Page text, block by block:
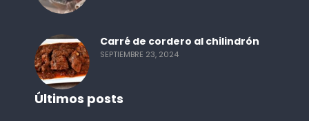
Carré de cordero al chilindrón
SEPTIEMBRE 23, 2024
Últimos posts